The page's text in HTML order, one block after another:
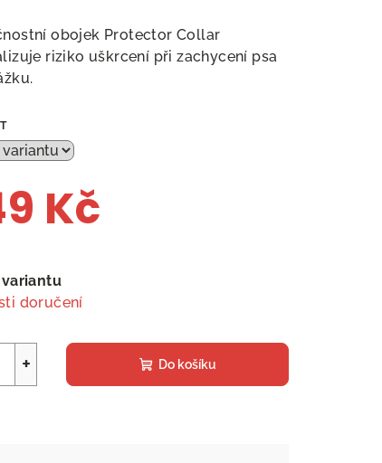
obojek Protector Collar
riziko uškrcení při zachycení psa
Kč
doručení
+ Do košíku